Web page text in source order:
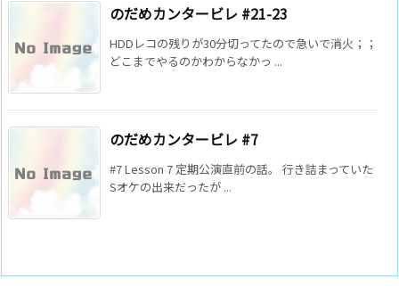
のだめカンタービレ #21-23
HDDレコの残りが30分切ってたので急いで消火；；
どこまでやるのかわからなかっ ...
のだめカンタービレ #7
#7 Lesson 7 定期公演直前の話。 行き詰まっていた
Sオケの出来だったが ...